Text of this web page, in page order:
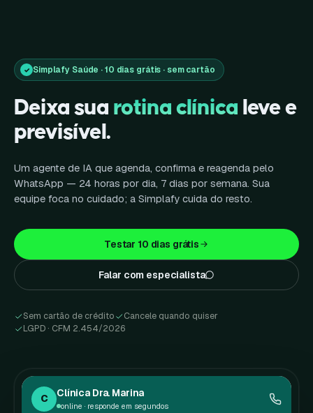
✓ Simplafy Saúde · 10 dias grátis · sem cartão
Deixa sua rotina clínica leve e
previsível.
Um agente de IA que agenda, confirma e reagenda pelo
WhatsApp — 24 horas por dia, 7 dias por semana. Sua
equipe foca no cuidado; a Simplafy cuida do resto.
Testar 10 dias grátis
Falar com especialista
Sem cartão de crédito
Cancele quando quiser
LGPD · CFM 2.454/2026
C Clínica Dra. Marina
online · responde em segundos